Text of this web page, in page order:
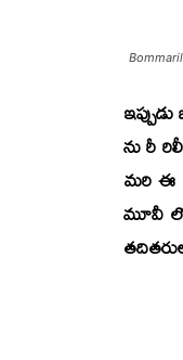
ను రీ
మరి ఈ
మూవీ